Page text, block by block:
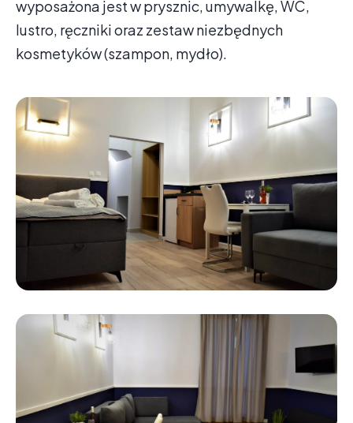
wyposażona jest w prysznic, umywalkę, WC,
lustro, ręczniki oraz zestaw niezbędnych
kosmetyków (szampon, mydło).